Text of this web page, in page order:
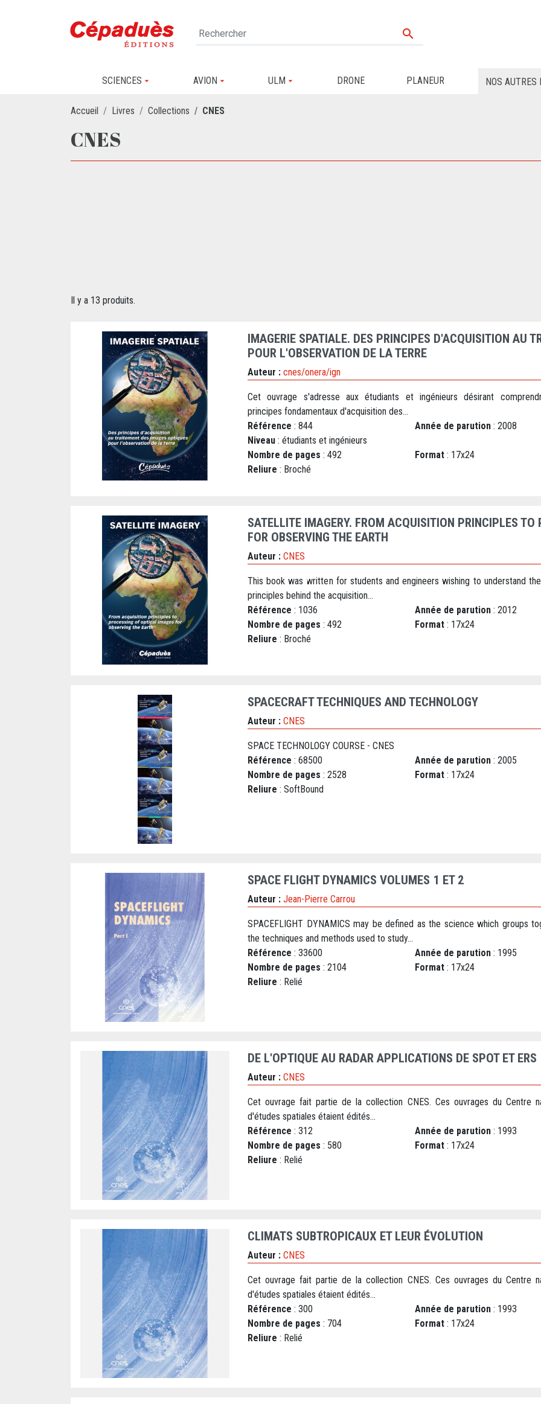

SCIENCES AVION ULM DRONE PLANEUR NOS AUTRES
Accueil Livres Collections CNES
CNES
Il y a 13 produits.
IMAGERIE SPATIALE. DES PRINCIPES D'ACQUISITION AU
POUR L'OBSERVATION DE LA TERRE
Auteur : cnes/onera/ign
Cet ouvrage s'adresse aux étudiants et ingénieurs désirant
principes fondamentaux d'acquisition des...
Référence : 844 Année de parution : 2008
Niveau : étudiants et ingénieurs
Nombre de pages : 492 Format : 17x24
Reliure : Broché
SATELLITE IMAGERY. FROM ACQUISITION PRINCIPLES
FOR OBSERVING THE EARTH
Auteur : CNES
This book was written for students and engineers wishing to understand
principles behind the acquisition...
Référence : 1036 Année de parution : 2012
Nombre de pages : 492 Format : 17x24
Reliure : Broché
SPACECRAFT TECHNIQUES AND TECHNOLOGY
Auteur : CNES
SPACE TECHNOLOGY COURSE - CNES
Référence : 68500 Année de parution : 2005
Nombre de pages : 2528 Format : 17x24
Reliure : SoftBound
SPACE FLIGHT DYNAMICS VOLUMES 1 ET 2
Auteur : Jean-Pierre Carrou
SPACEFLIGHT DYNAMICS may be defined as the science which groups
the techniques and methods used to study...
Référence : 33600 Année de parution : 1995
Nombre de pages : 2104 Format : 17x24
Reliure : Relié
DE L'OPTIQUE AU RADAR APPLICATIONS DE SPOT ET ERS
Auteur : CNES
Cet ouvrage fait partie de la collection CNES. Ces ouvrages du Centre
d'études spatiales étaient édités...
Référence : 312 Année de parution : 1993
Nombre de pages : 580 Format : 17x24
Reliure : Relié
CLIMATS SUBTROPICAUX ET LEUR ÉVOLUTION
Auteur : CNES
Cet ouvrage fait partie de la collection CNES. Ces ouvrages du Centre
d'études spatiales étaient édités...
Référence : 300 Année de parution : 1993
Nombre de pages : 704 Format : 17x24
Reliure : Relié